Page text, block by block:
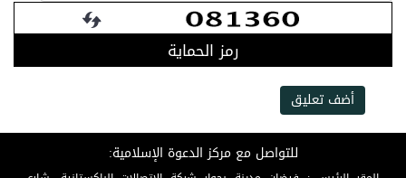
رمز الحماية
أضف تعليق
للتواصل مع مركز الدعوة الإسلامية: